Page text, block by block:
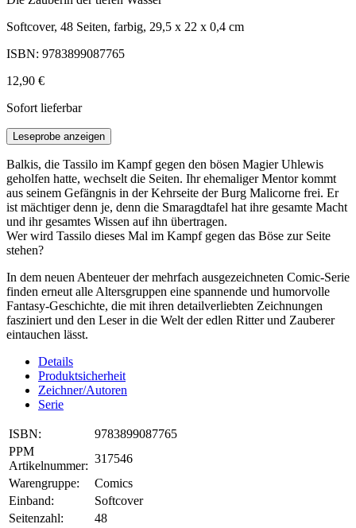
Softcover, 48 Seiten, farbig, 29,5 x 22 x 0,4 cm
ISBN: 9783899087765
12,90 €
Sofort lieferbar
Leseprobe anzeigen
Balkis, die Tassilo im Kampf gegen den bösen Magier Uhlewis
geholfen hatte, wechselt die Seiten. Ihr ehemaliger Mentor kommt
aus seinem Gefängnis in der Kehrseite der Burg Malicorne frei. Er
ist mächtiger denn je, denn die Smaragdtafel hat ihre gesamte Macht
und ihr gesamtes Wissen auf ihn übertragen.
Wer wird Tassilo dieses Mal im Kampf gegen das Böse zur Seite
stehen?
In dem neuen Abenteuer der mehrfach ausgezeichneten Comic-Serie
finden erneut alle Altersgruppen eine spannende und humorvolle
Fantasy-Geschichte, die mit ihren detailverliebten Zeichnungen
fasziniert und den Leser in die Welt der edlen Ritter und Zauberer
eintauchen lässt.
Details
Produktsicherheit
Zeichner/Autoren
Serie
ISBN:
9783899087765
PPM
Artikelnummer:
317546
Warengruppe:
Comics
Einband:
Softcover
Seitenzahl:
48